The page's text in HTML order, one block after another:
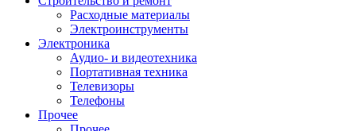
Расходные материалы
Электроинструменты
Электроника
Аудио- и видеотехника
Портативная техника
Телевизоры
Телефоны
Прочее